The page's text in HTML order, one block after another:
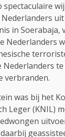
spectaculaire
in Soerabaja,
Nederlanders
Nederlanders
verbranden.
was bij het
Leger (KNIL)